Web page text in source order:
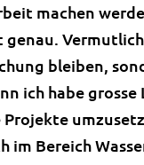
machen
genau.
bleiben,
ich habe
im Bereich